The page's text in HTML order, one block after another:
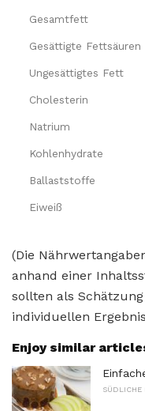
Gesamtfett
Gesättigte Fettsäuren
Ungesättigtes Fett
Cholesterin
Natrium
Kohlenhydrate
Ballaststoffe
Eiweiß
(Die
anhand einer
sollten als
individuellen
Enjoy similar
SÜDLICHE